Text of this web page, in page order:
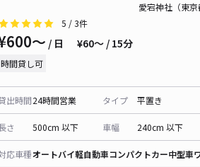
愛宕神社（東
5 / 3件
〜 / 日 ¥60〜 / 15分
時間貸し可
出時間24時間営業 タイプ 平置き
さ 500cm 以下 車幅 240cm 以下
応車種オートバイ軽自動車コンパクトカー中型車